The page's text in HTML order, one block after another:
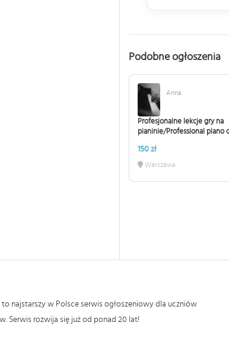
Podobne ogłoszenia
Anna
Profesjonalne lekcje gry na
pianinie/Professional piano
150 zł
Warszawa
to najstarszy w Polsce serwis ogłoszeniowy dla uczniów
Serwis rozwija się już od ponad 20 lat!